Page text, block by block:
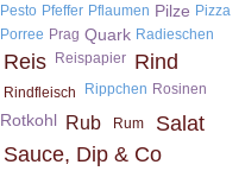
Pesto Pfeffer Pflaumen Pilze Pizza
Porree Prag Quark Radieschen
Reis Reispapier Rind
Rindfleisch Rippchen Rosinen
Rotkohl Rub Rum
Salat
Sauce, Dip & Co